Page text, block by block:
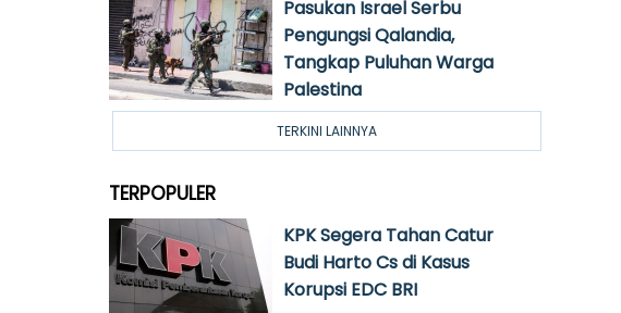
Pasukan Israel Serbu
Pengungsi Qalandia,
Tangkap Puluhan Warga
Palestina
TERKINI LAINNYA
TERPOPULER
KPK Segera Tahan Catur
Budi Harto Cs di Kasus
Korupsi EDC BRI